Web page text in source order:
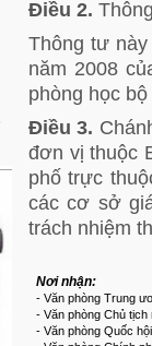
Điều 2.
Thông tư
năm 2008
phòng học
Điều 3.
đơn vị thuộc
phố trực
các cơ sở
trách nhiệm
Nơi nhận:
- Văn phòng Trung
- Văn phòng Chủ
- Văn phòng Quốc